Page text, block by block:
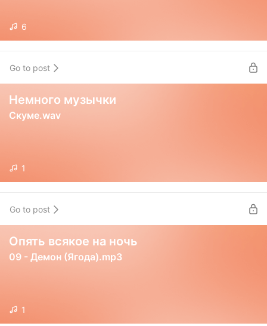
6
Go to post
Немного музычки
Скуме.wav
1
Go to post
Опять всякое на ночь
09 - Демон (Ягода).mp3
1